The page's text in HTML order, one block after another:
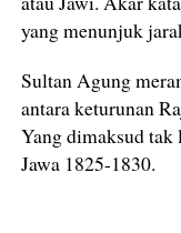
yang menunjuk
Sultan Agung
antara keturunan
Yang dimaksud
Jawa 1825-1830.